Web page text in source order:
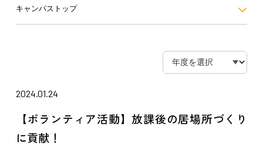
キャンパストップ
2024.01.24
【ボランティア活動】放課後の居場所づくり
に貢献！